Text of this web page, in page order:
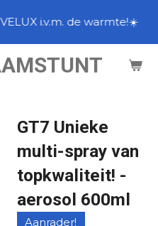
i.v.m. de warmte!☀️
GT7 Unieke
multi-spray van
topkwaliteit! -
aerosol 600ml
Aanrader!